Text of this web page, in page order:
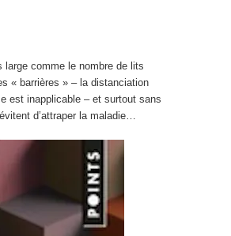
comme le nombre de lits
« barrières » – la distanciation
est inapplicable – et surtout sans
d’attraper la maladie…